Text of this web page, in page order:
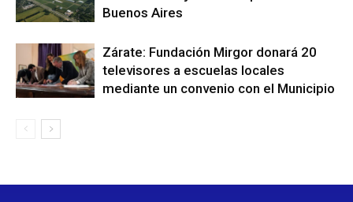
Buenos Aires
Zárate: Fundación Mirgor donará 20
televisores a escuelas locales
mediante un convenio con el Municipio